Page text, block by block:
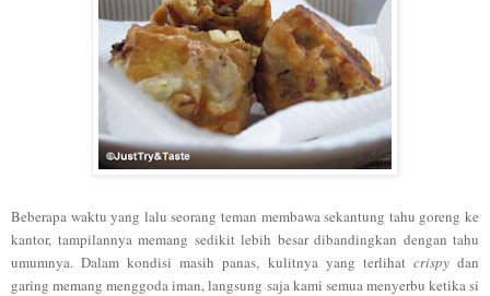
Beberapa waktu yang lalu seorang teman membawa sekantung tahu goreng ke
kantor, tampilannya memang sedikit lebih besar dibandingkan dengan tahu
umumnya. Dalam kondisi masih panas, kulitnya yang terlihat crispydan
garing memang menggoda iman, langsung saja kami semua menyerbu ketika si